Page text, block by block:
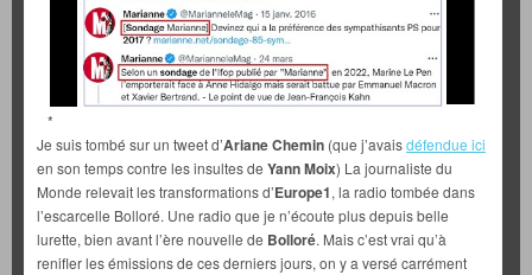
*
Je suis tombé sur un tweet d’Ariane Chemin (que j’avaisdéfendue ici
en son temps contre les insultes de Yann Moix) La journaliste du
Monde relevait les transformations d’Europe1, la radio tombée dans
l’escarcelle Bolloré. Une radio que je n’écoute plus depuis belle
lurette, bien avant l’ère nouvelle de Bolloré. Mais c’est vrai qu’à
renifler les émissions de ces derniers jours, on y a versé carrément